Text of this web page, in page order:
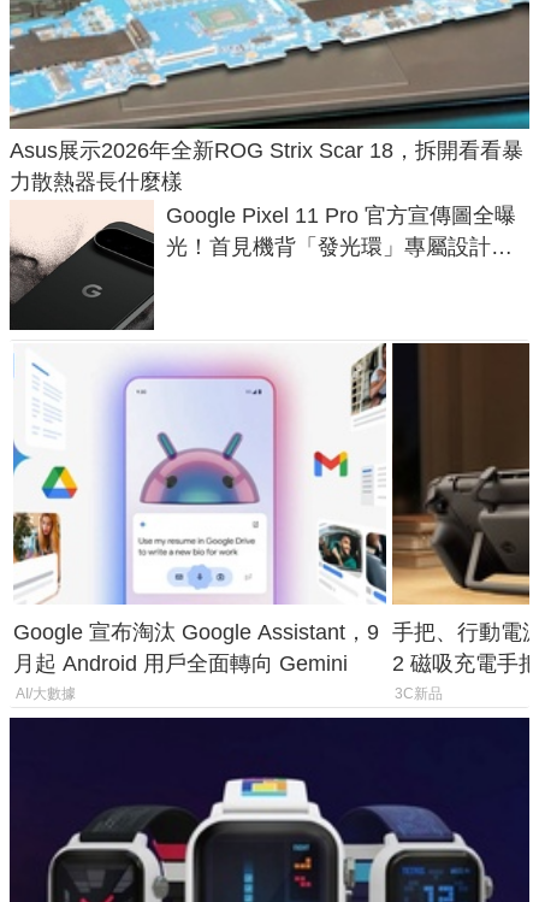
Asus展示2026年全新ROG Strix Scar 18，拆開看看暴
力散熱器長什麼樣
Google Pixel 11 Pro 官方宣傳圖全曝
光！首見機背「發光環」專屬設計、
Google 宣布淘汰 Google Assistant，9
月起 Android 用戶全面轉向 Gemini
AI/大數據
手把、行動電
2 磁吸充電手
倍
3C新品